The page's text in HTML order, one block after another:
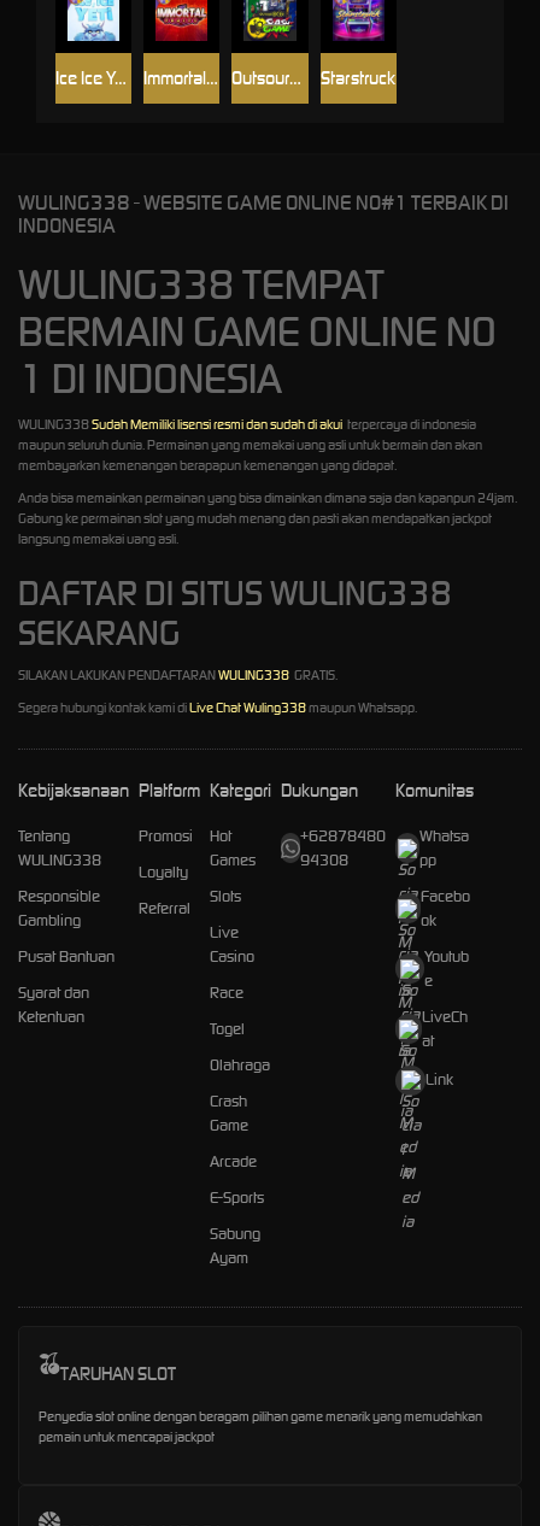
Starstruck
Immortal Fruits Outsourced: Slash Game
Ice Ice Yeti
WULING338 - WEBSITE GAME ONLINE NO#1 TERBAIK DI
INDONESIA
WULING338 TEMPAT
BERMAIN GAME ONLINE NO
1 DI INDONESIA
WULING338Sudah Memiliki lisensi resmi dan sudah di akui terpercaya di indonesia
maupun seluruh dunia. Permainan yang memakai uang asli untuk bermain dan akan
membayarkan kemenangan berapapun kemenangan yang didapat.
Anda bisa memainkan permainan yang bisa dimainkan dimana saja dan kapanpun 24jam.
Gabung ke permainan slot yang mudah menang dan pasti akan mendapatkan jackpot
langsung memakai uang asli.
DAFTAR DI SITUS WULING338
SEKARANG
SILAKAN LAKUKAN PENDAFTARANWULING338 GRATIS.
Segera hubungi kontak kami diLive Chat Wuling338maupun Whatsapp.
Kebijaksanaan
Tentang
WULING338
Responsible
Gambling
Pusat Bantuan
Syarat dan
Ketentuan
Platform
Promosi
Loyalty
Referral
Kategori
Hot
Games
Slots
Live
Casino
Race
Togel
Olahraga
Crash
Game
Arcade
E-Sports
Sabung
Ayam
Dukungan
+62878480
94308
Komunitas
Whatsa
pp
Facebo
ok
Youtub
e
LiveCh
at
Link
TARUHAN SLOT
Penyedia slot online dengan beragam pilihan game menarik yang memudahkan
pemain untuk mencapai jackpot